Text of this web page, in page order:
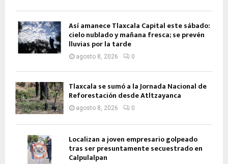
Así amanece Tlaxcala Capital este sábado:
cielo nublado y mañana fresca; se prevén
lluvias por la tarde
agosto 8, 2026 0
Tlaxcala se sumó a la Jornada Nacional de
Reforestación desde Atltzayanca
agosto 8, 2026 0
Localizan a joven empresario golpeado
tras ser presuntamente secuestrado en
Calpulalpan